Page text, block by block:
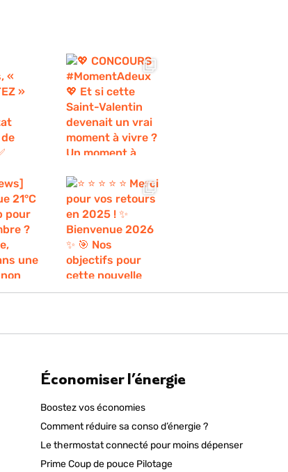
Économiser l’énergie
Boostez vos économies
Comment réduire sa conso d’énergie ?
Le thermostat connecté pour moins dépenser
Prime Coup de pouce Pilotage